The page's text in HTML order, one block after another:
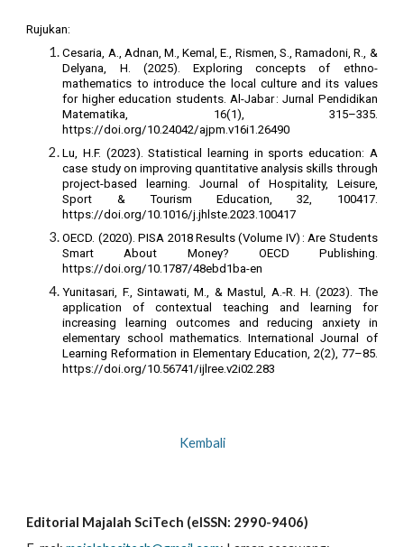
Rujukan:
Cesaria, A., Adnan, M., Kemal, E., Rismen, S., Ramadoni, R., &
Delyana, H. (2025). Exploring concepts of ethno-
mathematics to introduce the local culture and its values
for higher education students. Al-Jabar : Jurnal Pendidikan
Matematika, 16(1), 315–335.
https://doi.org/10.24042/ajpm.v16i1.26490
Lu, H.F. (2023). Statistical learning in sports education: A
case study on improving quantitative analysis skills through
project-based learning. Journal of Hospitality, Leisure,
Sport & Tourism Education, 32, 100417.
https://doi.org/10.1016/j.jhlste.2023.100417
OECD. (2020). PISA 2018 Results (Volume IV) : Are Students
Smart About Money? OECD Publishing.
https://doi.org/10.1787/48ebd1ba-en
Yunitasari, F., Sintawati, M., & Mastul, A.-R. H. (2023). The
application of contextual teaching and learning for
increasing learning outcomes and reducing anxiety in
elementary school mathematics. International Journal of
Learning Reformation in Elementary Education, 2(2), 77–85.
https://doi.org/10.56741/ijlree.v2i02.283
Kembali
Editorial Majalah SciTech (eISSN: 2990-9406)